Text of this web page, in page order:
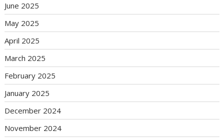
June 2025
May 2025
April 2025
March 2025
February 2025
January 2025
December 2024
November 2024